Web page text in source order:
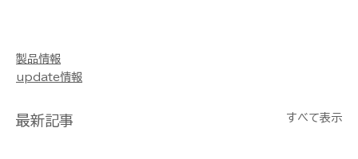
製品情報
update情報
最新記事 すべて表示